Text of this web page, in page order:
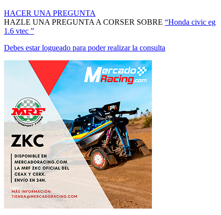
HACER UNA PREGUNTA
HAZLE UNA PREGUNTA A CORSER SOBRE “Honda civic eg
1.6 vtec ”
Debes estar logueado para poder realizar la consulta